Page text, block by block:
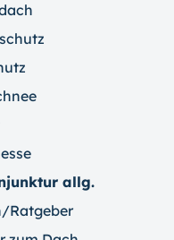
allg.
Ratgeber